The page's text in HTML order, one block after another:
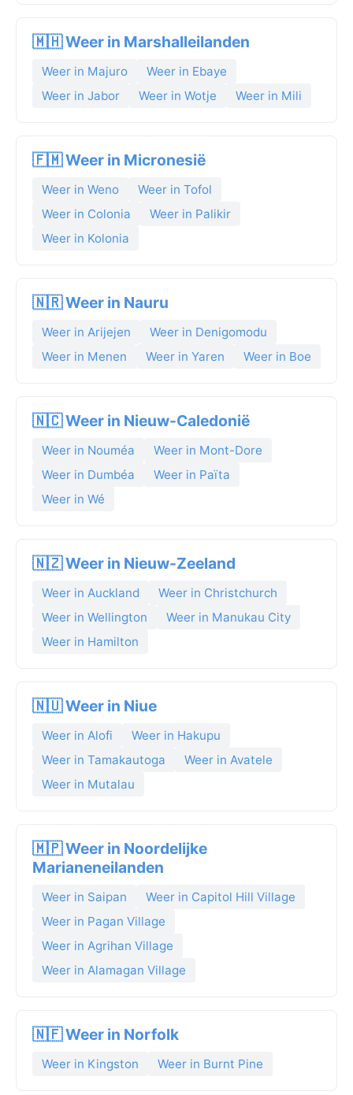
🇲🇭 Weer in Marshalleilanden
Weer in Majuro
Weer in Ebaye
Weer in Jabor
Weer in Wotje Weer in Mili
🇫🇲 Weer in Micronesië
Weer in Weno
Weer in Tofol
Weer in Colonia
Weer in Palikir
Weer in Kolonia
🇳🇷 Weer in Nauru
Weer in Arijejen
Weer in Denigomodu
Weer in Menen
Weer in Yaren Weer in Boe
🇳🇨 Weer in Nieuw-Caledonië
Weer in Nouméa
Weer in Mont-Dore
Weer in Dumbéa
Weer in Païta
Weer in Wé
🇳🇿 Weer in Nieuw-Zeeland
Weer in Auckland
Weer in Christchurch
Weer in Wellington
Weer in Manukau City
Weer in Hamilton
🇳🇺 Weer in Niue
Weer in Alofi
Weer in Hakupu
Weer in Tamakautoga
Weer in Avatele
Weer in Mutalau
🇲🇵 Weer in Noordelijke
Marianeneilanden
Weer in Saipan
Weer in Capitol Hill Village
Weer in Pagan Village
Weer in Agrihan Village
Weer in Alamagan Village
🇳🇫 Weer in Norfolk
Weer in Kingston Weer in Burnt Pine